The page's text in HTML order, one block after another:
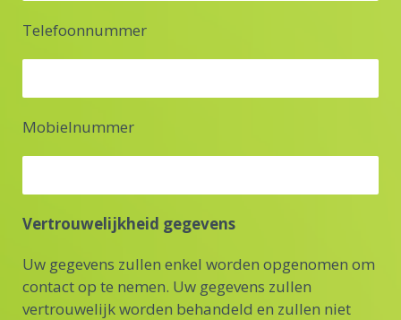
Telefoonnummer
Mobielnummer
Vertrouwelijkheid gegevens
Uw gegevens zullen enkel worden opgenomen om
contact op te nemen. Uw gegevens zullen
vertrouwelijk worden behandeld en zullen niet